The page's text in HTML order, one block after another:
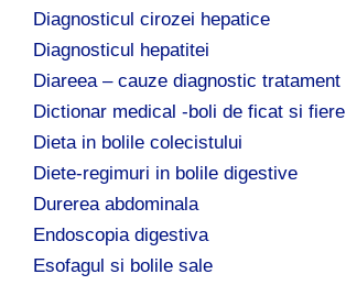
Diagnosticul cirozei hepatice
Diagnosticul hepatitei
Diareea – cauze diagnostic tratament
Dictionar medical -boli de ficat si fiere
Dieta in bolile colecistului
Diete-regimuri in bolile digestive
Durerea abdominala
Endoscopia digestiva
Esofagul si bolile sale